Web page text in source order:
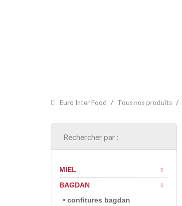
Euro Inter Food Tous nos produits
Rechercher par :
MIEL
BAGDAN
• confitures bagdan